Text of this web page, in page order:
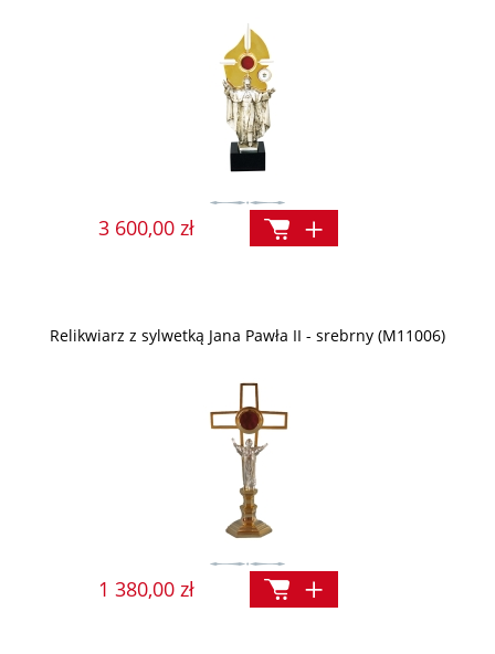
3 600,00 zł
Relikwiarz z sylwetką Jana Pawła II - srebrny (M11006)
1 380,00 zł